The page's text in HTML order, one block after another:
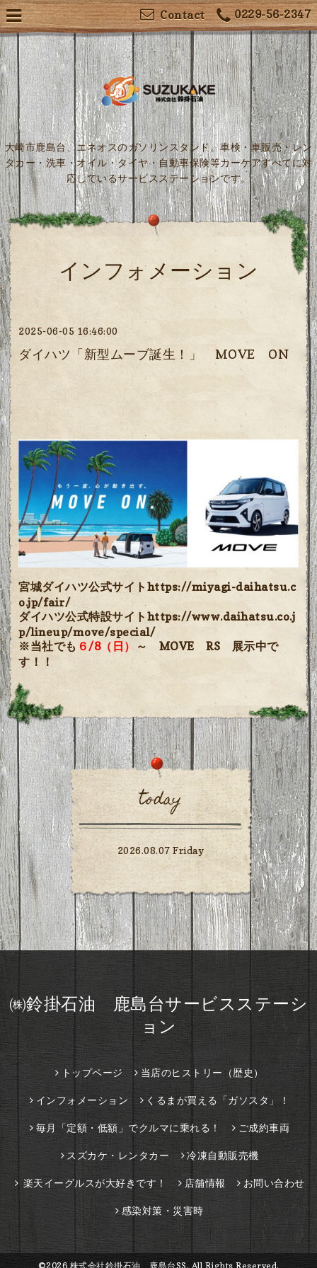
0229-56-2347
Contact
大崎市鹿島台、エネオスのガソリンスタンド。車検・車販売・レン
タカー・洗車・オイル・タイヤ・自動車保険等カーケアすべてに対
応しているサービスステーションです。
インフォメーション
2025-06-05 16:46:00
ダイハツ「新型ムーブ誕生！」 MOVE ON
宮城ダイハツ公式サイト https://miyagi-daihatsu.c
o.jp/fair/
ダイハツ公式特設サイト https://www.daihatsu.co.j
p/lineup/move/special/
※当社でも ６/8（日） ～ MOVE RS 展示中で
す！！
today
2026.08.07 Friday
㈱鈴掛石油 鹿島台サービスステーシ
ョン
トップページ 当店のヒストリー（歴史）
インフォメーション くるまが買える「ガソスタ」！
毎月「定額・低額」でクルマに乗れる！ ご成約車両
スズカケ・レンタカー 冷凍自動販売機
楽天イーグルスが大好きです！ 店舗情報 お問い合わせ
感染対策・災害時
©2026 株式会社鈴掛石油 鹿島台SS . All Rights Reserved.